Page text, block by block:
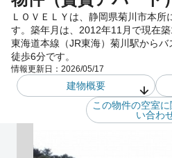
ＬＯＶＥＬＹは、静岡県菊川市本
す。築年月は、2012年11月で現在
東海道本線（JR東海）菊川駅から
徒歩6分です。
情報更新日： 2026/05/17
建物概要
この物件の空室
い合わ